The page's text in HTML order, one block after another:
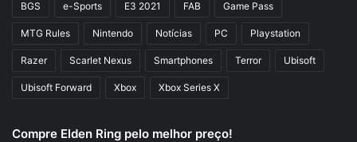
BGS e-Sports E3 2021 FAB Game Pass
MTG Rules Nintendo Notícias PC Playstation
Razer Scarlet Nexus Smartphones Terror Ubisoft
Ubisoft Forward Xbox Xbox Series X
Compre Elden Ring pelo melhor preço!